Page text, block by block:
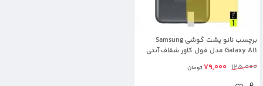
برچسب نانو پشت گوشی Samsung
Galaxy A11 مدل فول کاور شفاف آنتی
125,000
79,000تومان